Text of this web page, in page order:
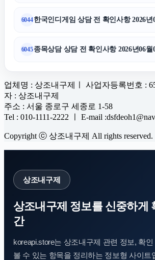
6044한국인디게임 상담 전 확인사항 2026년
6045종목상담 상담 전 확인사항 2026년06월
업체명 : 상조내구제ㅣ 사업자등록번호 :
자 : 상조내구제
주소 : 서울 종로구 세종로 1-58
Tel : 010-1111-2222 ㅣ E-mail
Copyright ⓒ 상조내구제 All rights reserved.
상조내구제
상조내구제 정보를 신중하게
간
koreapi.store는 상조내구제 관련 정보, 확
볼 수 있는 항목을 정리하는 정보형 사이트